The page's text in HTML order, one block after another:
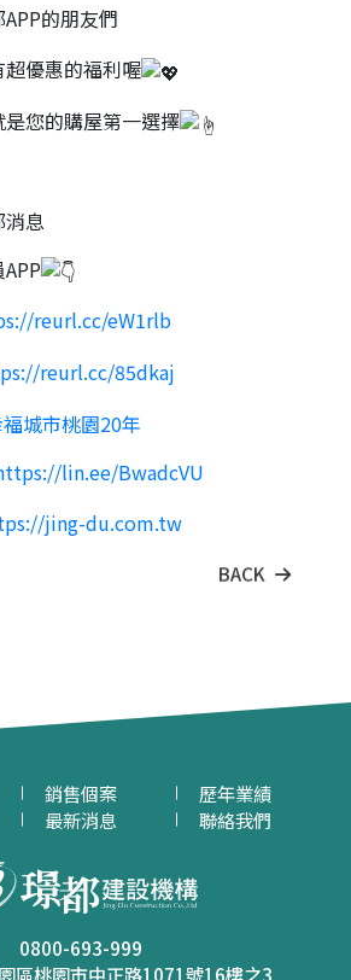
的朋友們
優惠的福利喔
是您的購屋第一選擇
息
reurl.cc/eW1rlb
reurl.cc/85dkaj
城市桃園20年
lin.ee/BwadcVU
jing-du.com.tw
BACK
銷售個案
歷年業績
最新消息 聯絡我們
0800-693-999
區桃園市中正路1071號16樓之3